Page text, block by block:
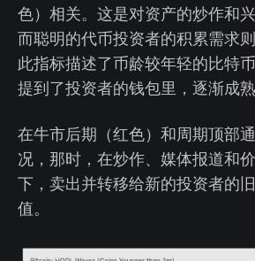
色）相关。这是对资产的炒作和
而聪明的代币投资者的积累需求则
此指标描述了币龄较年轻的比特
提到了投资者的钱包里，逐渐成熟
在牛市后期（红色）和周期顶部
况，那时，在炒作、媒体报道和
下，卖出并转移给新的投资者的
值。